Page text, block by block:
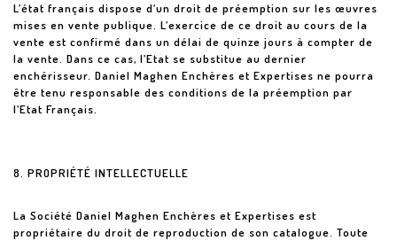
L’état français dispose d’un droit de préemption sur les œuvres
mises en vente publique. L’exercice de ce droit au cours de la
vente est confirmé dans un délai de quinze jours à compter de
la vente. Dans ce cas, l’Etat se substitue au dernier
enchérisseur. Daniel Maghen Enchères et Expertises ne pourra
être tenu responsable des conditions de la préemption par
l’Etat Français.
8. PROPRIÉTÉ INTELLECTUELLE
La Société Daniel Maghen Enchères et Expertises est
propriétaire du droit de reproduction de son catalogue. Toute